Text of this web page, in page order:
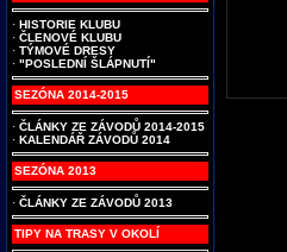
· HISTORIE KLUBU
· ČLENOVÉ KLUBU
· TÝMOVÉ DRESY
· "POSLEDNÍ ŠLÁPNUTÍ"
SEZÓNA 2014-2015
· ČLÁNKY ZE ZÁVODŮ 2014-2015
· KALENDÁŘ ZÁVODŮ 2014
SEZÓNA 2013
· ČLÁNKY ZE ZÁVODŮ 2013
TIPY NA TRASY V OKOLÍ